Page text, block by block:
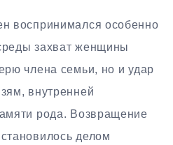
воспринимался особенно
захват женщины
члена семьи, но и удар
внутренней
рода. Возвращение
делом